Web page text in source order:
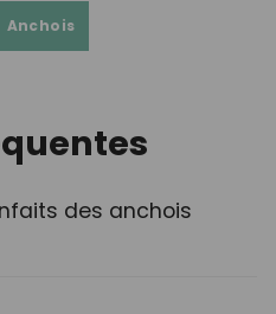
Anchois
des anchois